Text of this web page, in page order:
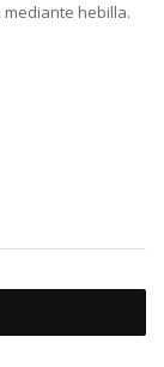
hebilla.